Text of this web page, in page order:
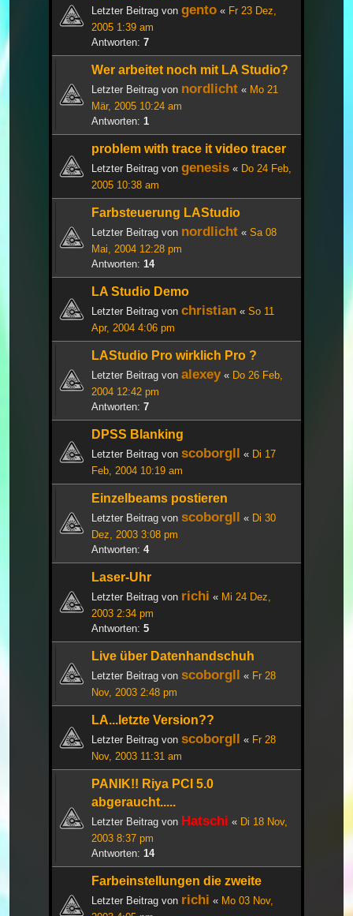
Letzter Beitrag von gento « Fr 23 Dez,
2005 1:39 am
Antworten: 7
Wer arbeitet noch mit LA Studio?
Letzter Beitrag von nordlicht « Mo 21
Mär, 2005 10:24 am
Antworten: 1
problem with trace it video tracer
Letzter Beitrag von genesis « Do 24 Feb,
2005 10:38 am
Farbsteuerung LAStudio
Letzter Beitrag von nordlicht « Sa 08
Mai, 2004 12:28 pm
Antworten: 14
LA Studio Demo
Letzter Beitrag von christian « So 11
Apr, 2004 4:06 pm
LAStudio Pro wirklich Pro ?
Letzter Beitrag von alexey« Do 26 Feb,
2004 12:42 pm
Antworten: 7
DPSS Blanking
Letzter Beitrag von scoborgll « Di 17
Feb, 2004 10:19 am
Einzelbeams postieren
Letzter Beitrag von scoborgll « Di 30
Dez, 2003 3:08 pm
Antworten: 4
Laser-Uhr
Letzter Beitrag von richi « Mi 24 Dez,
2003 2:34 pm
Antworten: 5
Live über Datenhandschuh
Letzter Beitrag von scoborgll « Fr 28
Nov, 2003 2:48 pm
LA...letzte Version??
Letzter Beitrag von scoborgll « Fr 28
Nov, 2003 11:31 am
PANIK!! Riya PCI 5.0
abgeraucht.....
Letzter Beitrag von Hatschi « Di 18 Nov,
2003 8:37 pm
Antworten: 14
Farbeinstellungen die zweite
Letzter Beitrag von richi « Mo 03 Nov,